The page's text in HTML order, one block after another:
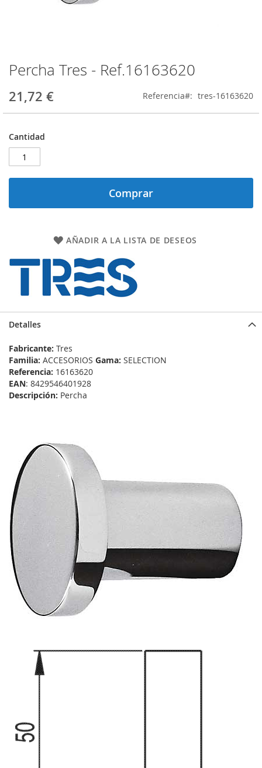
Percha Tres - Ref.16163620
21,72 € Referencia tres-16163620
Cantidad
Comprar
AÑADIR A LA LISTA DE DESEOS
Saltar
al
comienzo
de
la
de
imágenes
Detalles
Fabricante: Tres
Familia: ACCESORIOS Gama: SELECTION
Referencia: 16163620
EAN: 8429546401928
Descripción: Percha